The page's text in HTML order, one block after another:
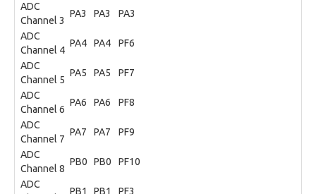
ADC
Channel 3
PA3 PA3
PA3
ADC
Channel 4
PA4 PA4
PF6
ADC
Channel 5
PA5 PA5
PF7
ADC
Channel 6
PA6 PA6
PF8
ADC
Channel 7
PA7 PA7
PF9
ADC
Channel 8
PB0 PB0
PF10
ADC
PB1 PB1 PF3